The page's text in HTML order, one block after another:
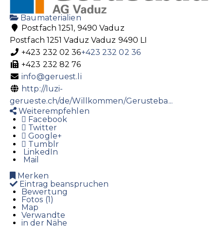
Baumaterialien
Postfach 1251, 9490 Vaduz
Postfach 1251 Vaduz Vaduz 9490 LI
+423 232 02 36+423 232 02 36
+423 232 82 76
info@geruest.li
http://luzi-
gerueste.ch/de/Willkommen/Gerusteba...
Weiterempfehlen
Facebook
Twitter
Google+
Tumblr
LinkedIn
Mail
Merken
Eintrag beanspruchen
Bewertung
Fotos (1)
Map
Verwandte
in der Nähe